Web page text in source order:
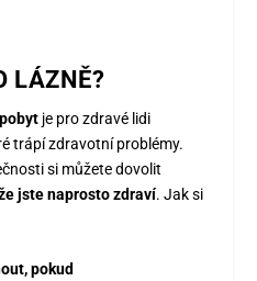
LÁZNĚ?
je pro zdravé lidi
trápí zdravotní problémy.
si můžete dovolit
jste naprosto zdraví. Jak si
pokud